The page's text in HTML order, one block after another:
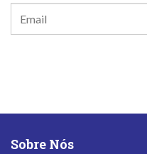
Sobre Nós